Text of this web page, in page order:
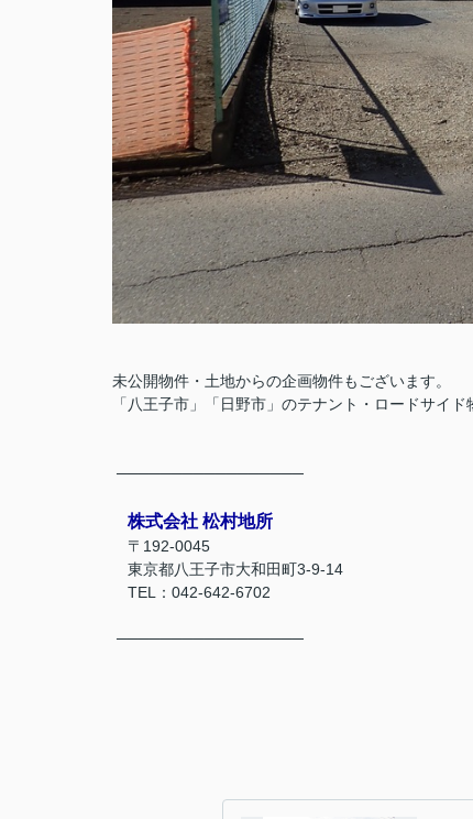
未公開物件・土地からの企画物件もございます。
「八王子市」「日野市」のテナント・ロードサイド
─────────────────
株式会社 松村地所
〒192-0045
東京都八王子市大和田町3-9-14
TEL：042-642-6702
─────────────────